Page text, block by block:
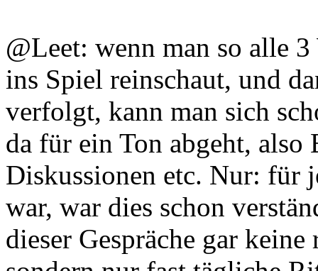
@Leet: wenn man so alle
ins Spiel reinschaut, und
verfolgt, kann man sich
da für ein Ton abgeht, also
Diskussionen etc. Nur: für
war, war dies schon
dieser Gespräche gar